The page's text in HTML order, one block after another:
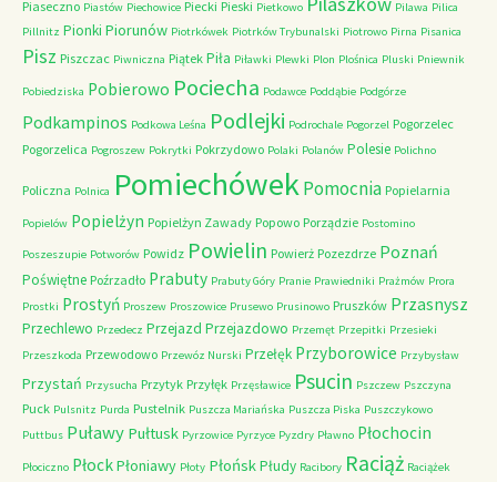
Piaseczno Piastów Piechowice Piecki Pieski Pietkowo Pilawa Pilica
Pillnitz Pionki Piorunów Piotrkówek Piotrków Trybunalski Piotrowo Pirna Pisanica
Pisz Piszczac Piwniczna Piątek Piła Piławki Plewki Plon Plośnica Pluski Pniewnik
Pobiedziska Pobierowo Pociecha Podawce Poddąbie Podgórze
Podkampinos Podkowa Leśna Podlejki Podrochale Pogorzel Pogorzelec
Pogorzelica Pogroszew Pokrytki Pokrzydowo Polaki Polanów Polesie Polichno
Policzna Polnica PomiechówekPomocnia Popielarnia
Popielów Popielżyn Popielżyn Zawady Popowo Porządzie Postomino
Poszeszupie Potworów Powidz Powielin Powierż Pozezdrze Poznań
Poświętne Poźrzadło Prabuty Prabuty Góry Pranie Prawiedniki Prażmów Prora
Prostki Prostyń Proszew Proszowice Prusewo Prusinowo Pruszków Przasnysz
Przechlewo Przedecz Przejazd Przejazdowo Przemęt Przepitki Przesieki
Przeszkoda Przewodowo Przewóz Nurski Przełęk Przyborowice Przybysław
Przystań Przysucha Przytyk Przyłęk Przęsławice Psucin Pszczew Pszczyna
Puck Pulsnitz Purda Pustelnik Puszcza Mariańska Puszcza Piska Puszczykowo
Puttbus Puławy Pułtusk Pyrzowice Pyrzyce Pyzdry Pławno Płochocin
Płociczno PłockPłoniawy Płoty PłońskPłudy Racibory Raciąż Raciążek